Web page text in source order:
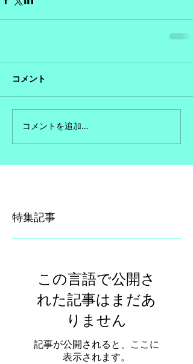
コメント
コメントを追加…
特集記事
この言語で公開さ
れた記事はまだあ
りません
記事が公開されると、ここに
表示されます。